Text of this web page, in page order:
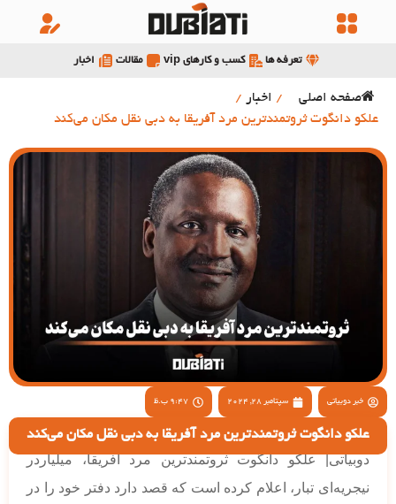
تعرفه ها کسب و کارهای vip مقالات اخبار
صفحه اصلی / اخبار /
علکو دانگوت ثروتمندترین مرد آفریقا به دبی نقل مکان می‌کند
خبر دوبیاتی سپتامبر 28, 2024 9:47 ب.ظ
علکو دانگوت ثروتمندترین مرد آفریقا به دبی نقل مکان می‌کند
دوبیاتی| علکو دانگوت ثروتمندترین مرد آفریقا، میلیاردر
نیجریه‌ای تبار، اعلام کرده است که قصد دارد دفتر خود را در